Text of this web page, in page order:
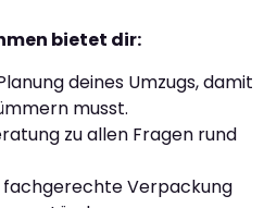
bietet dir:
deines Umzugs, damit
musst.
zu allen Fragen rund
fachgerechte Verpackung